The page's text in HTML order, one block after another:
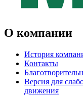
О компании
История
Контакты
Версия для
движения